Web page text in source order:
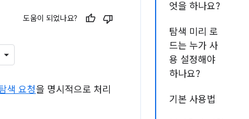
엇을 하나요?
탐색 미리 로
드는 누가 사
용 설정해야
하나요?
기본 사용법
도움이 되었나요?
색 요청을 명시적으로 처리